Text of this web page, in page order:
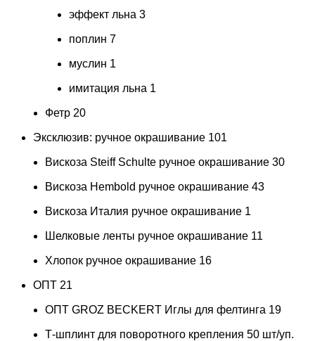
эффект льна 3
поплин 7
муслин 1
имитация льна 1
Фетр 20
Эксклюзив: ручное окрашивание 101
Вискоза Steiff Schulte ручное окрашивание 30
Вискоза Hembold ручное окрашивание 43
Вискоза Италия ручное окрашивание 1
Шелковые ленты ручное окрашивание 11
Хлопок ручное окрашивание 16
ОПТ 21
ОПТ GROZ BECKERT Иглы для фелтинга 19
Т-шплинт для поворотного крепления 50 шт/уп.